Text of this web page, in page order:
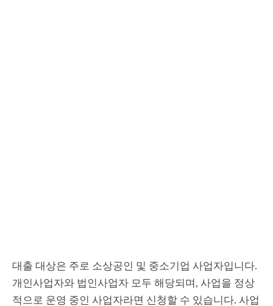
대출 대상은 주로 소상공인 및 중소기업 사업자입니다.
개인사업자와 법인사업자 모두 해당되며, 사업을 정상
적으로 운영 중인 사업자라면 신청할 수 있습니다. 사업